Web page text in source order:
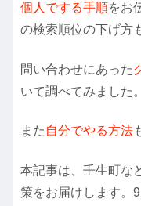
個人でする手順をお
の検索順位の下げ方
問い合わせにあった
いて調べてみました。
また 自分でやる方法
本記事は、壬生町な
策をお届けします。